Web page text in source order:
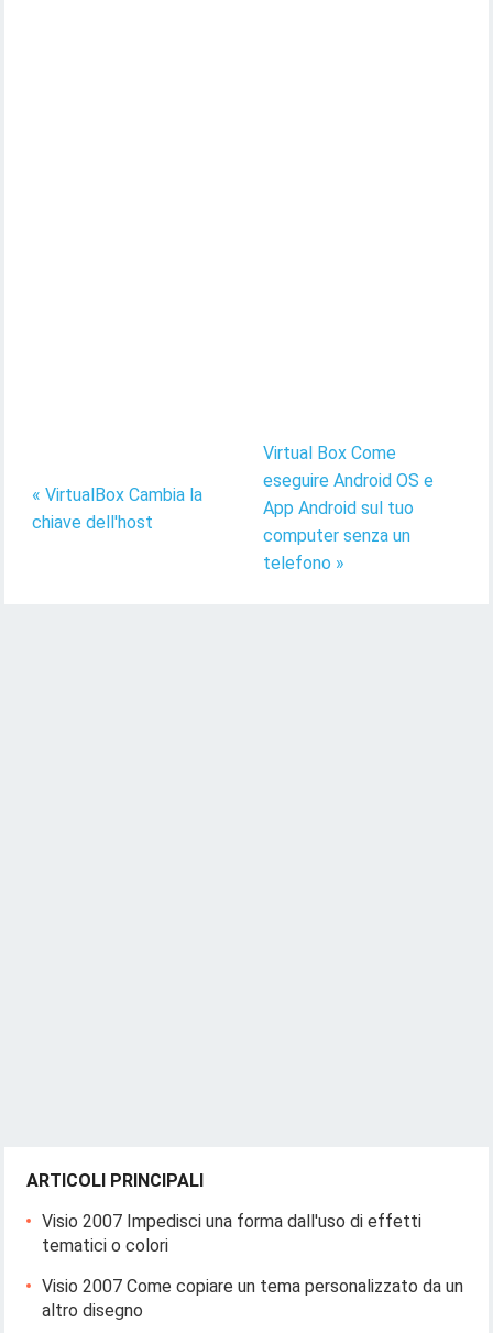
« VirtualBox Cambia la
chiave dell'host
Virtual Box Come
eseguire Android OS e
App Android sul tuo
computer senza un
telefono »
ARTICOLI PRINCIPALI
Visio 2007 Impedisci una forma dall'uso di effetti
tematici o colori
Visio 2007 Come copiare un tema personalizzato da un
altro disegno